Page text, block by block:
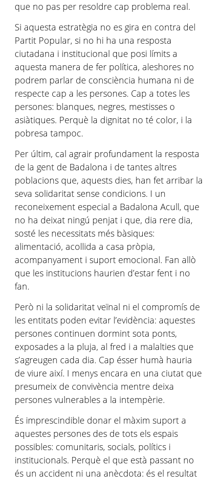
que no pas per resoldre cap problema real.
Si aquesta estratègia no es gira en contra del
Partit Popular, si no hi ha una resposta
ciutadana i institucional que posi límits a
aquesta manera de fer política, aleshores no
podrem parlar de consciència humana ni de
respecte cap a les persones. Cap a totes les
persones: blanques, negres, mestisses o
asiàtiques. Perquè la dignitat no té color, i la
pobresa tampoc.
Per últim, cal agrair profundament la resposta
de la gent de Badalona i de tantes altres
poblacions que, aquests dies, han fet arribar la
seva solidaritat sense condicions. I un
reconeixement especial a Badalona Acull, que
no ha deixat ningú penjat i que, dia rere dia,
sosté les necessitats més bàsiques:
alimentació, acollida a casa pròpia,
acompanyament i suport emocional. Fan allò
que les institucions haurien d’estar fent i no
fan.
Però ni la solidaritat veïnal ni el compromís de
les entitats poden evitar l’evidència: aquestes
persones continuen dormint sota ponts,
exposades a la pluja, al fred i a malalties que
s’agreugen cada dia. Cap ésser humà hauria
de viure així. I menys encara en una ciutat que
presumeix de convivència mentre deixa
persones vulnerables a la intempèrie.
És imprescindible donar el màxim suport a
aquestes persones des de tots els espais
possibles: comunitaris, socials, polítics i
institucionals. Perquè el que està passant no
és un accident ni una anècdota: és el resultat